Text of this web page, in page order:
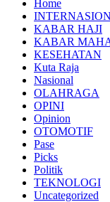
Home
KABAR HAJI
KABAR
KESEHATAN
Kuta Raja
Nasional
OLAHRAGA
OPINI
Opinion
OTOMOTIF
Pase
Picks
Politik
TEKNOLOGI
Uncategorized